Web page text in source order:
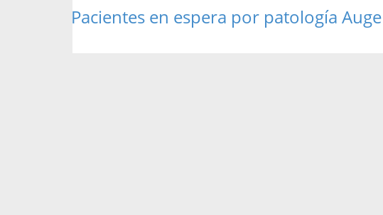
Pacientes en espera por patología Auge